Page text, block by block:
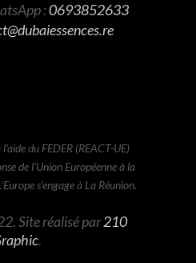
:0693852633
du FEDER (REACT-UE)
de l’Union Européenne à la
s’engage à La Réunion.
Site réalisé par210
.